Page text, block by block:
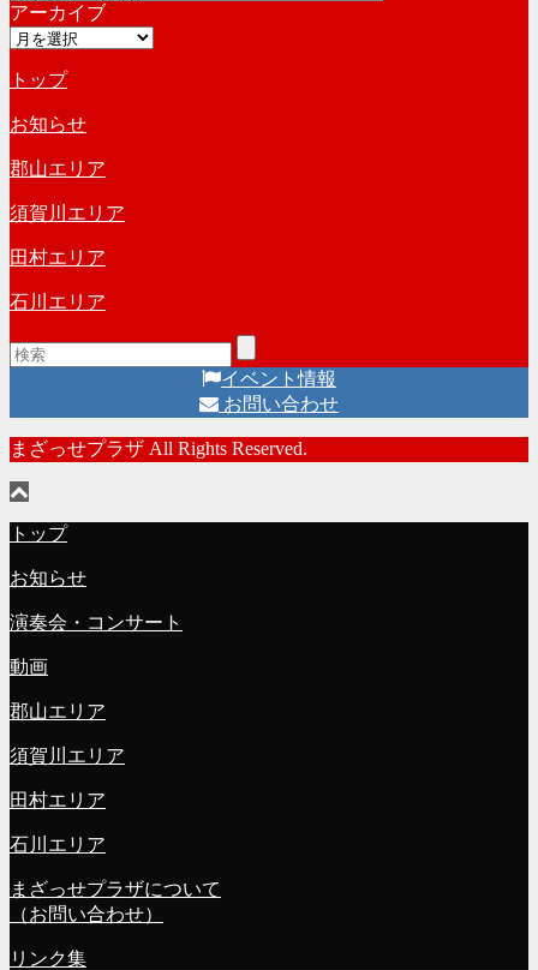
テ
ゴ
ー
アーカイブ
ア
カ
イ
ブ
トップ
お知らせ
郡山エリア
須賀川エリア
田村エリア
石川エリア
イベント情報
お問い合わせ
まざっせプラザ All Rights Reserved.
トップ
お知らせ
演奏会・コンサート
動画
郡山エリア
須賀川エリア
田村エリア
石川エリア
まざっせプラザについて
（お問い合わせ）
リンク集